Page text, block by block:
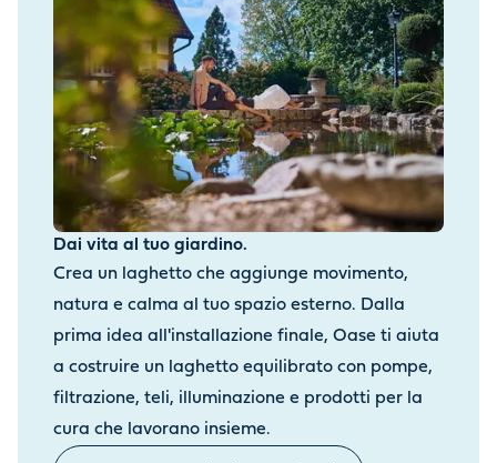
Dai vita al tuo giardino.
Crea un laghetto che aggiunge movimento,
natura e calma al tuo spazio esterno. Dalla
prima idea all'installazione finale, Oase ti aiuta
a costruire un laghetto equilibrato con pompe,
filtrazione, teli, illuminazione e prodotti per la
cura che lavorano insieme.